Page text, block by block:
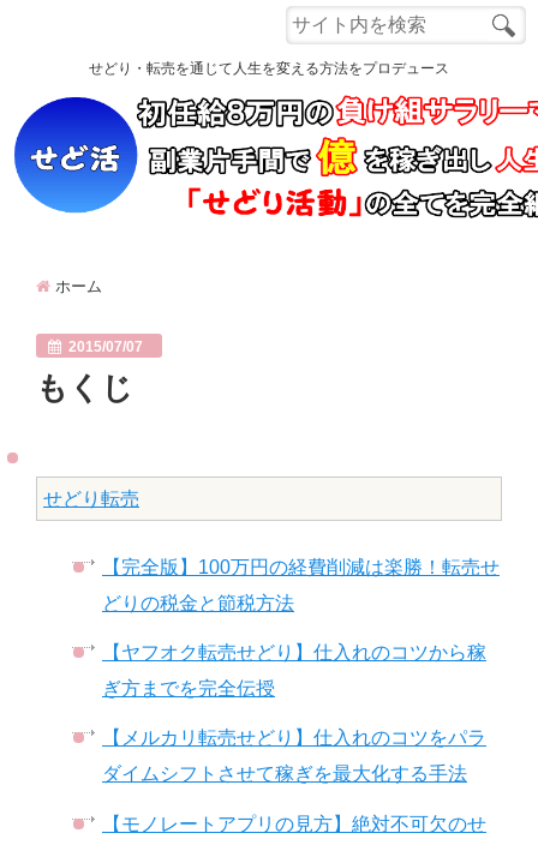
もくじ
読者さんの声
電脳せどり講座
Q&A
せどり・転売を通じて人生を変える方法をプロデュース
ホーム
2015/07/07
もくじ
せどり転売
【完全版】100万円の経費削減は楽勝！転売せ
どりの税金と節税方法
【ヤフオク転売せどり】仕入れのコツから稼
ぎ方までを完全伝授
【メルカリ転売せどり】仕入れのコツをパラ
ダイムシフトさせて稼ぎを最大化する手法
【モノレートアプリの見方】絶対不可欠のせ